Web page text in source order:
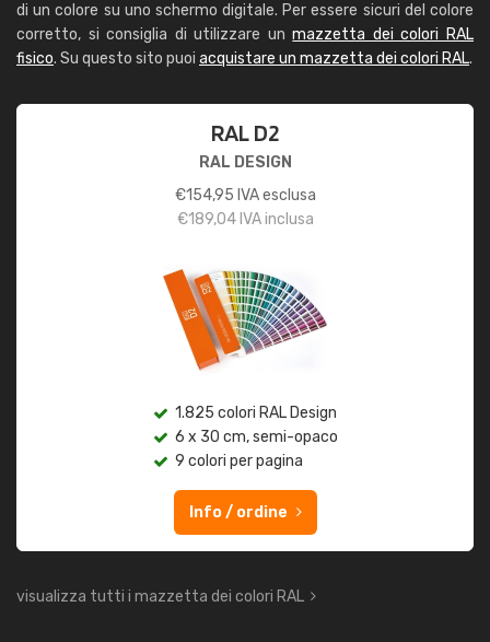
di un colore su uno schermo digitale. Per essere sicuri del colore
corretto, si consiglia di utilizzare unmazzetta dei colori RAL
fisico. Su questo sito puoi acquistare un mazzetta dei colori RAL.
RAL D2
RAL DESIGN
€154,95 IVA esclusa
€189,04IVA inclusa
1.825 colori RAL Design
6 x 30 cm, semi-opaco
9 colori per pagina
Info / ordine
visualizza tutti i mazzetta dei colori RAL